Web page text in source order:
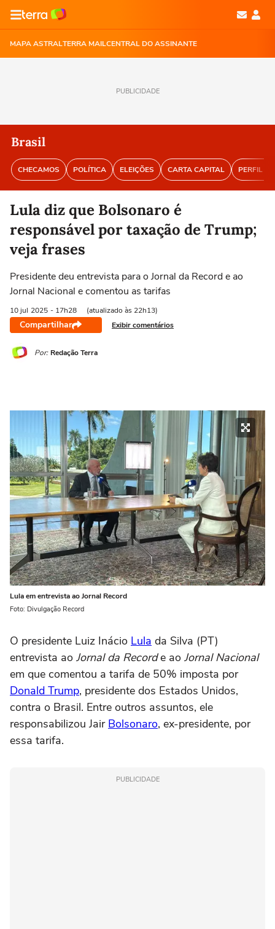
MAPA ASTRALTERRA MAILCENTRAL DO ASSINANTE
PUBLICIDADE
Brasil
CHECAMOS POLÍTICA ELEIÇÕES CARTA CAPITAL PERFIL
Lula diz que Bolsonaro é
responsável por taxação de Trump;
veja frases
Presidente deu entrevista para o Jornal da Record e ao
Jornal Nacional e comentou as tarifas
10 jul 2025 - 17h28 (atualizado às 22h13)
Compartilhar Exibir comentários
Por: Redação Terra
Lula em entrevista ao Jornal Record
Foto: Divulgação Record
O presidente Luiz Inácio Lula da Silva (PT)
entrevista ao Jornal da Recorde ao Jornal Nacional
em que comentou a tarifa de 50% imposta por
Donald Trump, presidente dos Estados Unidos,
contra o Brasil. Entre outros assuntos, ele
responsabilizou Jair Bolsonaro, ex-presidente, por
essa tarifa.
PUBLICIDADE